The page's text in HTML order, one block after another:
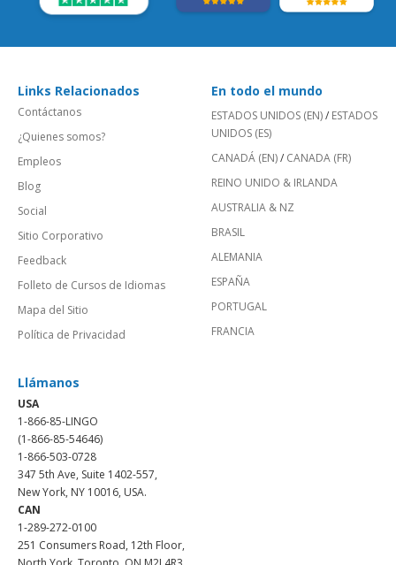
Links Relacionados
Contáctanos
¿Quienes somos?
Empleos
Blog
Social
Sitio Corporativo
Feedback
Folleto de Cursos de Idiomas
Mapa del Sitio
Política de Privacidad
En todo el mundo
ESTADOS UNIDOS (EN)/ ESTADOS
UNIDOS (ES)
CANADÁ (EN)/ CANADA (FR)
REINO UNIDO & IRLANDA
AUSTRALIA & NZ
BRASIL
ALEMANIA
ESPAÑA
PORTUGAL
FRANCIA
Llámanos
USA
1-866-85-LINGO
(1-866-85-54646)
1-866-503-0728
347 5th Ave, Suite 1402-557,
New York, NY 10016, USA.
CAN
1-289-272-0100
251 Consumers Road, 12th Floor,